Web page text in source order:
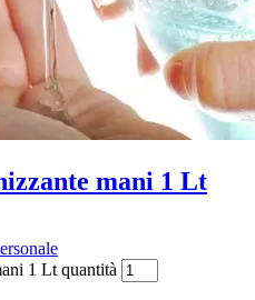
mani 1 Lt
1 Lt quantità